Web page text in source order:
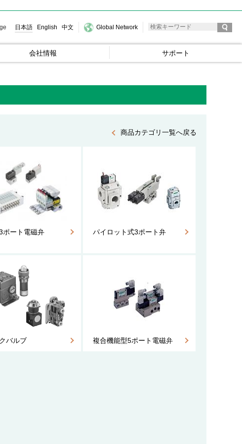
日本語 English 中文 Global Network
会社情報 サポート
商品カテゴリ一覧へ戻る
ポート電磁弁 パイロット式3ポート弁
バルブ 複合機能型5ポート電磁弁